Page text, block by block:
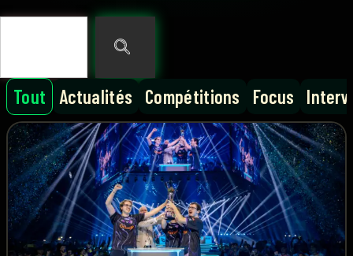
Actualités Compétitions Focus
Tout